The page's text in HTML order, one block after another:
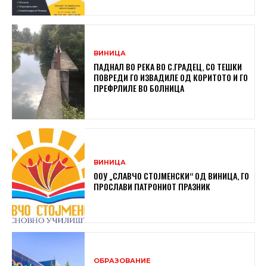
ВИНИЦА
ПАДНАЛ ВО РЕКА ВО С.ГРАДЕЦ, СО ТЕШКИ
ПОВРЕДИ ГО ИЗВАДИЛЕ ОД КОРИТОТО И ГО
ПРЕФРЛИЛЕ ВО БОЛНИЦА
ВИНИЦА
ООУ „СЛАВЧО СТОЈМЕНСКИ“ ОД ВИНИЦА, ГО
ПРОСЛАВИ ПАТРОНИОТ ПРАЗНИК
ОБРАЗОВАНИЕ